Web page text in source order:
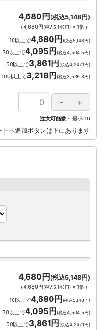
4,680円 (税込5,148円)
（4,680円(税込5,148円)× 1個 ）
10以上で4,680円 (税込5,148円)
30以上で4,095円 (税込4,504.5円)
50以上で3,861円 (税込4,247.1円)
100以上で3,218円 (税込3,539.8円)
注文可能数 最小 10
4,680円(税込5,148円)
（4,680円(税込5,148円)× 1個 ）
10以上で4,680円 (税込5,148円)
30以上で4,095円 (税込4,504.5円)
50以上で3,861円 (税込4,247.1円)